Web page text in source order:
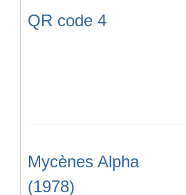
QR code 4
Mycènes Alpha
(1978)